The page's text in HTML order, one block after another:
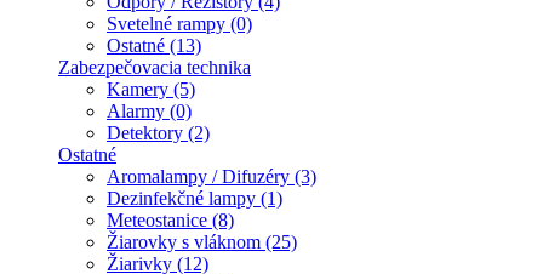
Svetelné rampy (0)
Ostatné (13)
Zabezpečovacia technika
Kamery (5)
Alarmy (0)
Detektory (2)
Ostatné
Aromalampy / Difuzéry (3)
Dezinfekčné lampy (1)
Meteostanice (8)
Žiarovky s vláknom (25)
Žiarivky (12)